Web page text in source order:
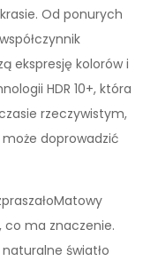
Od ponurych
ekspresję kolorów i
HDR 10+, która
rzeczywistym,
doprowadzić
co ma znaczenie.
światło